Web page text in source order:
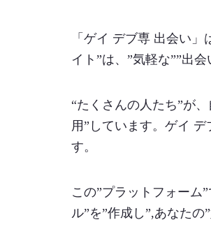
「ゲイ デブ専 出会い
イト”は、”気軽な””出
“たくさんの人たち”が
用”しています。ゲイ デ
す。
この”プラットフォーム
ル”を”作成し”,あなたの